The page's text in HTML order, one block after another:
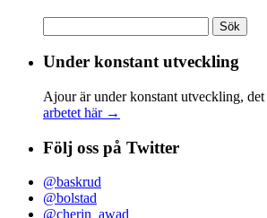
efter:
Under konstant utveckling
Ajour är under konstant utveckling,
arbetet här →
Följ oss på Twitter
@baskrud
@bolstad
@cherin_awad